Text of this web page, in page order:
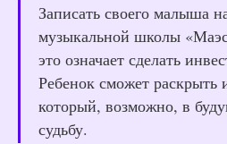
Записать своего малыша
музыкальной школы
это означает сделать
Ребенок сможет раскрыть
который, возможно, в
судьбу.